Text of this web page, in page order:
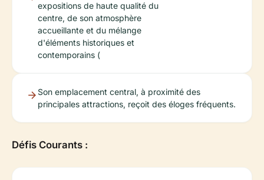
expositions de haute qualité du
centre, de son atmosphère
accueillante et du mélange
d'éléments historiques et
contemporains (
Son emplacement central, à proximité des
principales attractions, reçoit des éloges fréquents.
Défis Courants :